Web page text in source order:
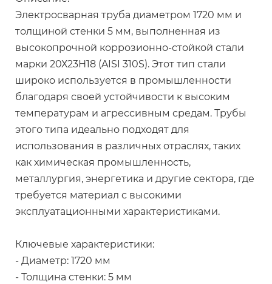
Электросварная труба диаметром 1720 мм и
толщиной стенки 5 мм, выполненная из
высокопрочной коррозионно-стойкой стали
марки 20Х23Н18 (AISI 310S). Этот тип стали
широко используется в промышленности
благодаря своей устойчивости к высоким
температурам и агрессивным средам. Трубы
этого типа идеально подходят для
использования в различных отраслях, таких
как химическая промышленность,
металлургия, энергетика и другие сектора, где
требуется материал с высокими
эксплуатационными характеристиками.
Ключевые характеристики:
- Диаметр: 1720 мм
- Толщина стенки: 5 мм